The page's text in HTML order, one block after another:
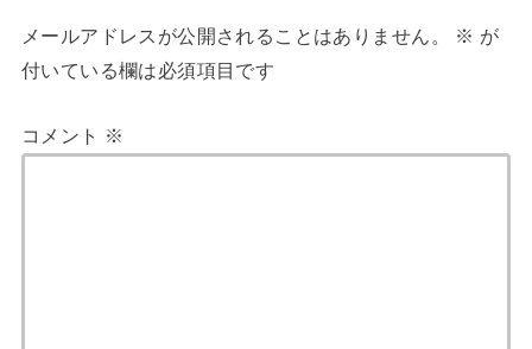
メールアドレスが公開されることはありません。 ※ が
付いている欄は必須項目です
コメント ※